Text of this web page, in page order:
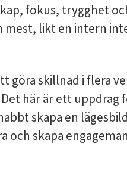
fokus, trygghet
mest, likt en intern
göra skillnad i flera
här är ett uppdrag
skapa en
och skapa